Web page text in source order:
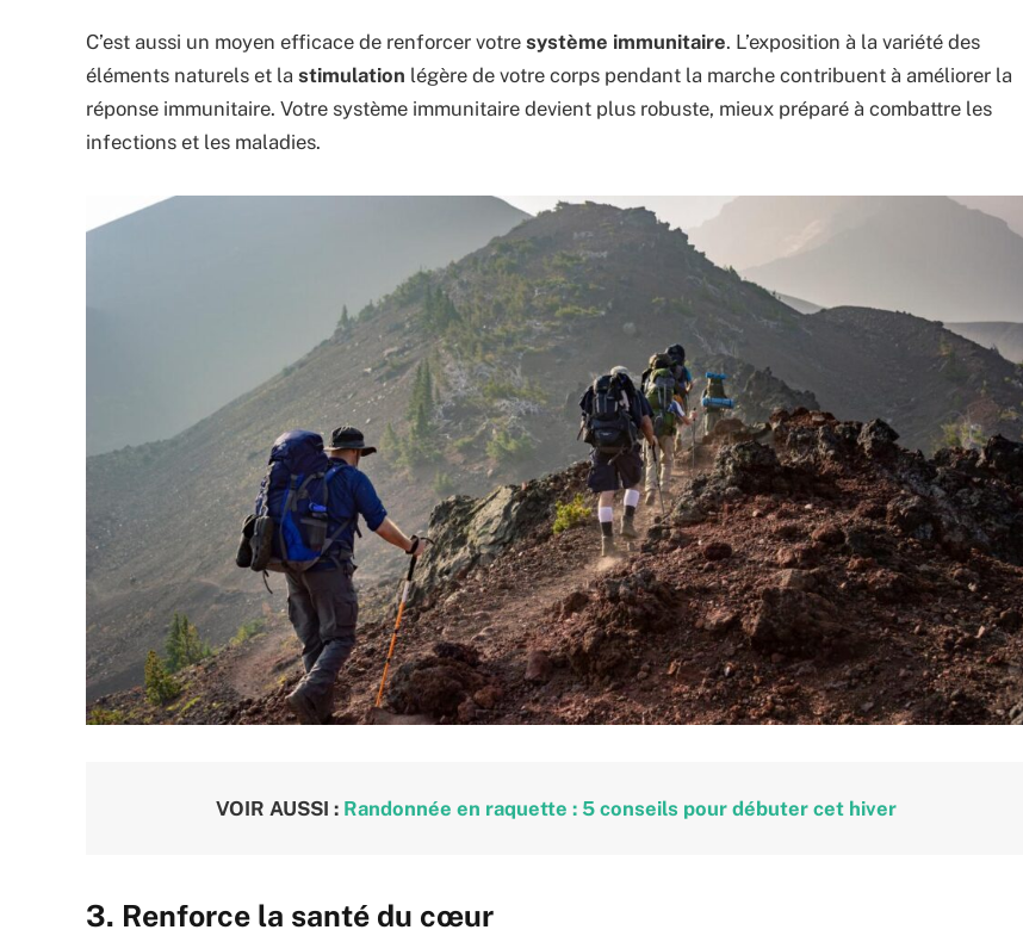
C’est aussi un moyen efficace de renforcer votre système immunitaire. L’exposition à la variété des
éléments naturels et la stimulation légère de votre corps pendant la marche contribuent à améliorer la
réponse immunitaire. Votre système immunitaire devient plus robuste, mieux préparé à combattre les
infections et les maladies.
VOIR AUSSI : Randonnée en raquette : 5 conseils pour débuter cet hiver
3. Renforce la santé du cœur